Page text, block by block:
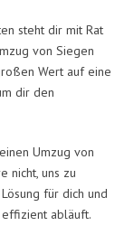
steht dir mit Rat
von Siegen
Wert auf eine
dir den
Umzug von
nicht, uns zu
für dich und
abläuft.